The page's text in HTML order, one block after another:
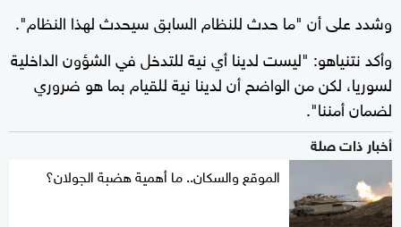
وشدد على أن "ما حدث للنظام السابق سيحدث لهذا النظام".
وأكد نتنياهو: "ليست لدينا أي نية للتدخل في الشؤون الداخلية
لسوريا، لكن من الواضح أن لدينا نية للقيام بما هو ضروري
لضمان أمننا".
أخبار ذات صلة
الموقع والسكان.. ما أهمية هضبة الجولان؟